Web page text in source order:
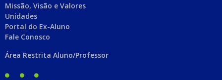
Missão, Visão e Valores
Unidades
Portal do Ex-Aluno
Fale Conosco
Área Restrita Aluno/Professor